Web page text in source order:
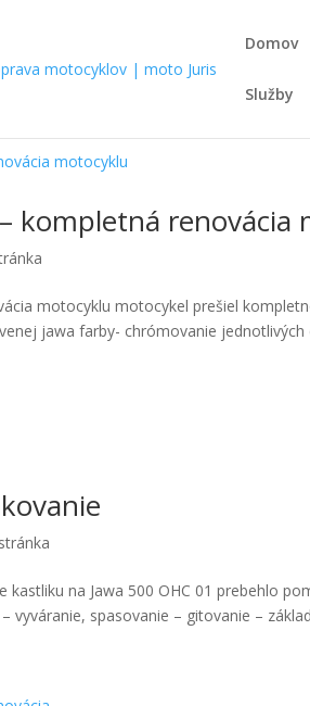
Domov
Služby
kompletná renovácia
motocyklu motocykel prešiel
jawa farby- chrómovanie
na Jawa 500 OHC 01 prebehlo
vyváranie, spasovanie – gitovanie –